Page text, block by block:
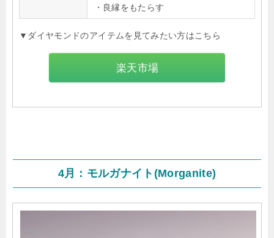
・良縁をもたらす
▼ダイヤモンドのアイテムを見てみたい方はこちら
楽天市場
4月：モルガナイト(Morganite)